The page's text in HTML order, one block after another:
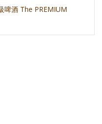
啤酒 The PREMIUM